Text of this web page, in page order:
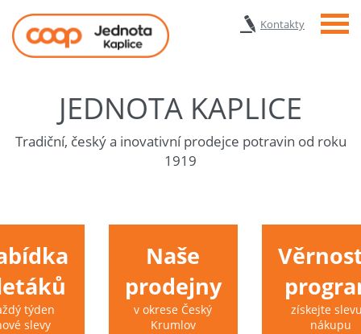
Kontakty Menu
JEDNOTA KAPLICE
Tradiční, český a inovativní prodejce potravin od roku
1919
týden
slevy
Naše
prodejny
v okrese Český
Krumlov
získejte
nákupu